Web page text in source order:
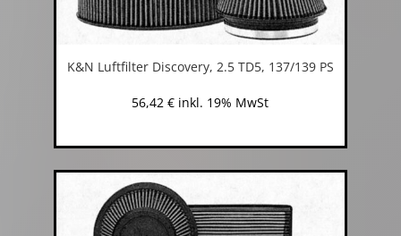
K&N Luftfilter Discovery, 2.5 TD5, 137/139 PS
56,42€ inkl. 19% MwSt